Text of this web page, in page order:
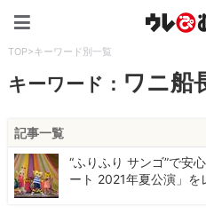
TOP>キーワード別一覧
キーワード： ワニ船
記事一覧
“ふりふり サンゴ”で安
ート 2021年夏公演」を